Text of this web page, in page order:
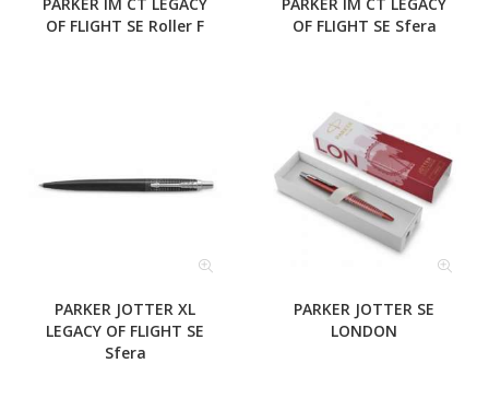
OF FLIGHT SE Roller F
OF FLIGHT SE Sfera
PARKER JOTTER XL
LEGACY OF FLIGHT SE
Sfera
PARKER JOTTER SE
LONDON